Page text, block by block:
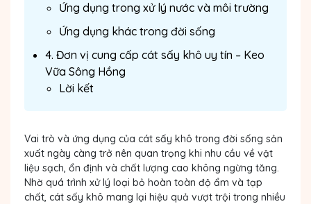
Ứng dụng trong xử lý nước và môi trường
Ứng dụng khác trong đời sống
4. Đơn vị cung cấp cát sấy khô uy tín – Keo
Vữa Sông Hồng
Lời kết
Vai trò và ứng dụng của cát sấy khô trong đời sống sản
xuất ngày càng trở nên quan trọng khi nhu cầu về vật
liệu sạch, ổn định và chất lượng cao không ngừng tăng.
Nhờ quá trình xử lý loại bỏ hoàn toàn độ ẩm và tạp
chất, cát sấy khô mang lại hiệu quả vượt trội trong nhiều